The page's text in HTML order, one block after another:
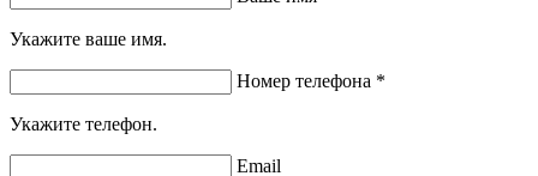
Укажите ваше имя.
Номер телефона *
Укажите телефон.
Email